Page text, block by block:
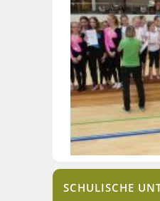
SCHULISCHE